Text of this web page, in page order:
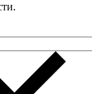
.